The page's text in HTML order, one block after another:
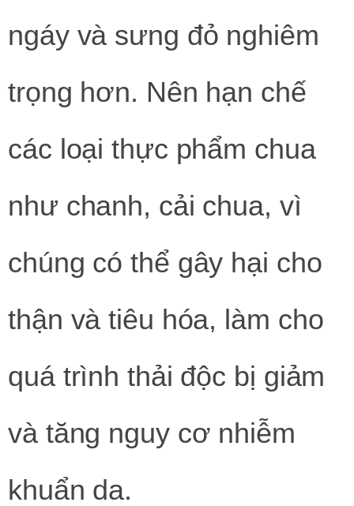
ngáy và sưng đỏ nghiêm
trọng hơn. Nên hạn chế
các loại thực phẩm chua
như chanh, cải chua, vì
chúng có thể gây hại cho
thận và tiêu hóa, làm cho
quá trình thải độc bị giảm
và tăng nguy cơ nhiễm
khuẩn da.